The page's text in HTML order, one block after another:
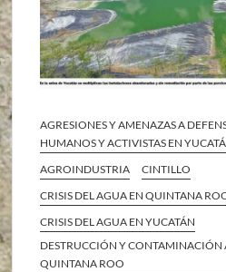
AGRESIONES Y AMENAZAS A
HUMANOS Y ACTIVISTAS EN
AGROINDUSTRIA
CINTILLO
CRISIS DEL AGUA EN QUINTANA
CRISIS DEL AGUA EN YUCATÁN
DESTRUCCIÓN Y CONTAMINACIÓN
QUINTANA ROO